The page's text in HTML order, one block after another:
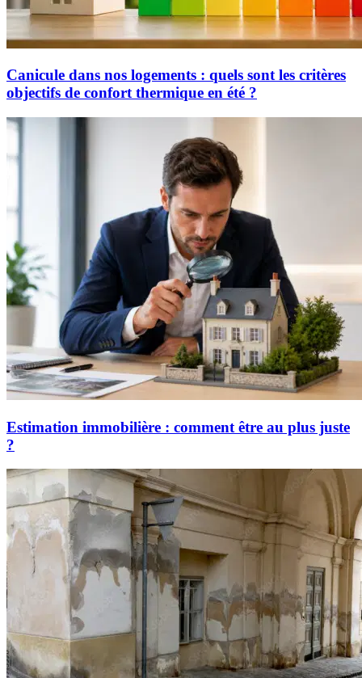
Canicule dans nos logements : quels sont les critères
objectifs de confort thermique en été ?
Estimation immobilière : comment être au plus juste
?